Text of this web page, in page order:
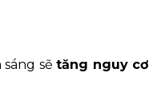
sáng sẽtăng nguy cơ